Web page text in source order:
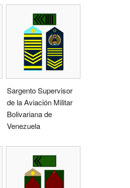
Sargento Supervisor
de la Aviación Militar
Bolivariana de
Venezuela